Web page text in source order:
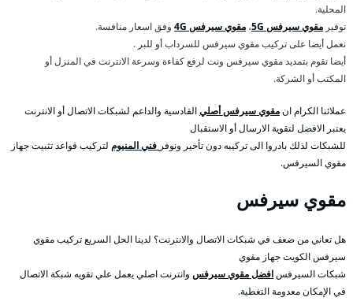
المحلية.
توفير مقوي سيرفس 5G ، مقوي سيرفس 4G
وفق اسعار منافسة.
نعمل أيضا على تركيب مقوي سيرفس للسرداب أو للبر .
أيضا نقوم بتمديد مقوي سيرفس ونت لرفع كفاءة وسرعة الانترنت في المنزل أو
المكتب أو الشركة.
عملائنا الكرام انمقوي سيرفس أصليالقادسية والداعم لشبكات الاتصال أو الانترنت
يعتبر الافضل لتقوية الارسال أو الاستقبال
للشبكات لذلك بادروا الى تركيبه دون تأخير ونوفر فني المنيوم لتركيب قواعد تثبيت جهاز
مقوي السيرفس.
مقوي سيرفس
هل تعاني من ضعف في شبكات الاتصال والانترنت؟ لدينا الحل السريع تركيب مقوي
سيرفس الكويت جهاز مقوي
شبكات السيرفسافضل مقوي سيرفس وانترنت اصلي يعمل علي تقويه شبكة الاتصال
في الإمكان معدومة التغطية.